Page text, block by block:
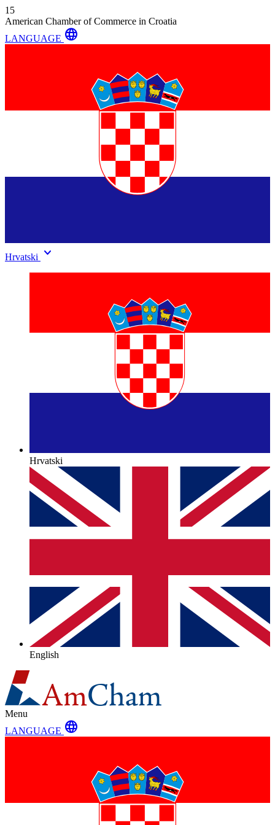
15
American Chamber of Commerce in Croatia
LANGUAGE language
Hrvatski keyboard_arrow_down
Hrvatski
English
Menu
LANGUAGE language